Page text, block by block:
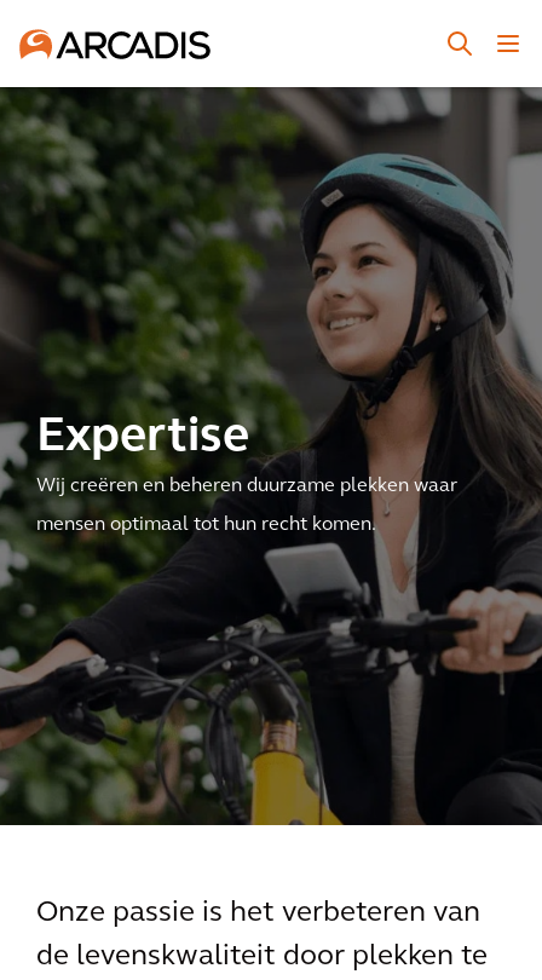
Expertise
Wij creëren en beheren duurzame plekken waar
mensen optimaal tot hun recht komen.
Onze passie is het verbeteren van
de levenskwaliteit door plekken te